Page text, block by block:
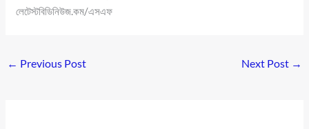
লেটেস্টবিডিনিউজ.কম/এসএফ
← Previous Post Next Post →